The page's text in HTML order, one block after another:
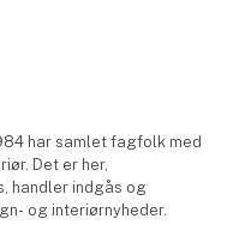
har samlet fagfolk med
Det er her,
handler indgås og
og interiørnyheder.